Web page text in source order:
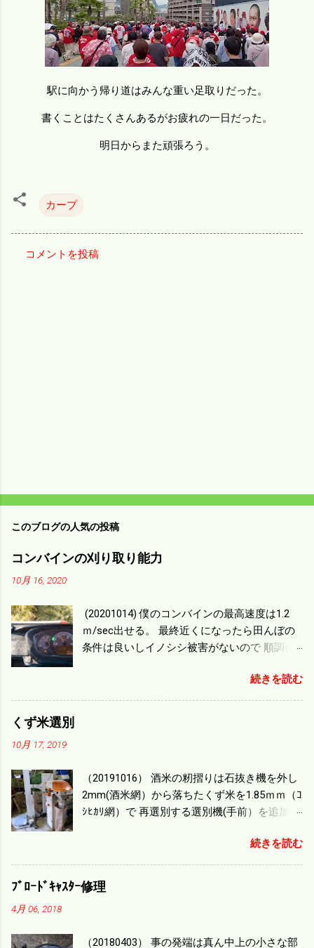
駅に向かう帰り道はみんな重い足取りだった。
書くことはたくさんあるがお疲れの一日だった。
明日からまた頑張ろう。
カープ
コメントを投稿
このブログの人気の投稿
コンバインの刈り取り能力
10月 16, 2020
(20201014) 僕のコンバインの最高速度は1.2
ｍ/sec出せる。 最終近くになったら田んぼの
条件は良いしイノシシ被害がないので 順調に
ｍ/min、4.32ｋｍ/hrになり 幅は約2ｍだから
0.864/haの作業能力がある。 実際は回転した
機の容量、籾摺りの能力などのバランスの問
題で 今の機種で満足している。 というより買
った時はまだ耕作面積が少なく手が出せ 無か
のがある。キャビン付きだから一度は乗って
みたいと思う。 町内では5条刈りの100㎰で作
業する人がいる。 秋作業は儲かるというのが
続きを読む
くず米選別
10月 17, 2019
（20191016） 酒米の籾摺りは石抜き機を外し
2mm(酒米網）から落ちたくず米を1.85ｍｍ（ｺ
ｼﾋｶﾘ網）で 再選別する選別機(手前）を追加す
ず米より2倍近い値段になる。 後で選別するの
には手間がかかるので 一度に選別するやり方
を随分前からこの方式にした。 今年は酒米30
㎏を40袋したところで未熟が3袋出る。 1.85ｍ
続きを読む
ﾌﾞﾛｰﾄﾞｷｬｽﾀｰ修理
4月 06, 2018
（20180403） 事の発端は真ん中上の小さな部